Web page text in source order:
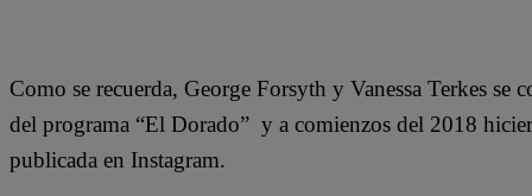
Como se recuerda, George Forsyth y Vanessa Terkes se
del programa “El Dorado” y a comienzos del 2018
publicada en Instagram.